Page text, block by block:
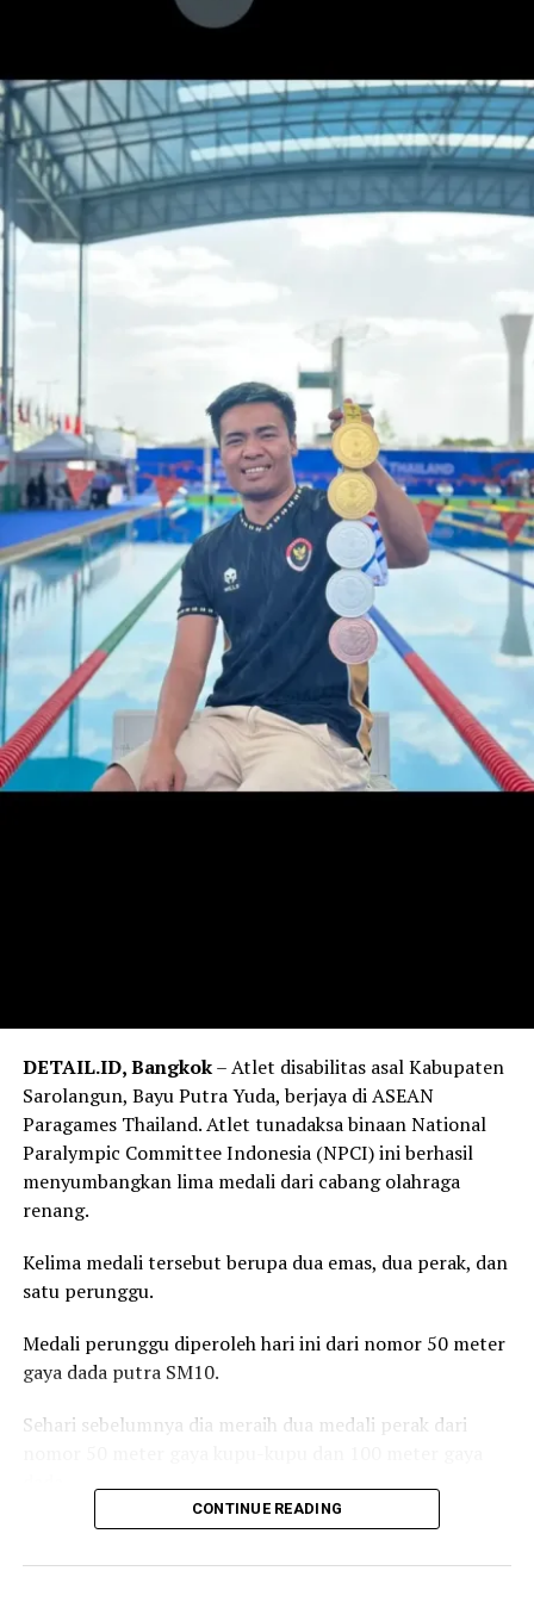
‎”Pak Gubernur sudah bikin surat langsung ke Dubes lho.
‎Alhamdulillah penelurusan kita terhadap 2 orang ini
administrasinya lengkap. Insya Allah habis lebaran nanti
baru kita sambil koordinasi, sambil kita cari jalan
keluarnya,” ujarnya.
Sementara itu, Andri Budi Sanjaya mengaku sudah 2
bulan berada di tempat penampungan KBRI Kamboja
‎Andri tak sendirian, ada ribuan warga negara indonesia
yang bernasib serupa dengannya. Di tempat
penampungan Pochentong, Kamboja, Andri bersama
dengan korban lain yakni Syekhidi.
Sementara Chilva disebut-sebut berada di Guest House
sekitar Phnom Penh. Selain itu ada pula yang berada di
penjara Sihanoukville, atas nama Riski.
‎”Kami berharap betul bantuan dari Pemerintah
khususnya Pak Gubernur, Bang. Udah enggak tahan kami
di sini,” katanya.
Reporter:Juan Ambarita
DETAIL.ID, Bangkok– Atlet disabilitas asal Kabupaten
Sarolangun, Bayu Putra Yuda, berjaya di ASEAN
Paragames Thailand. Atlet tunadaksa binaan National
Paralympic Committee Indonesia (NPCI) ini berhasil
menyumbangkan lima medali dari cabang olahraga
renang.
Kelima medali tersebut berupa dua emas, dua perak, dan
satu perunggu.
Medali perunggu diperoleh hari ini dari nomor 50 meter
gaya dada putra SM10.
Sehari sebelumnya dia meraih dua medali perak dari
Beberapa hari sebelumnya, atlet yang juga menjabat
sekretaris NPCI Kabupaten Sarolangun ini meraih dua
CONTINUE READING